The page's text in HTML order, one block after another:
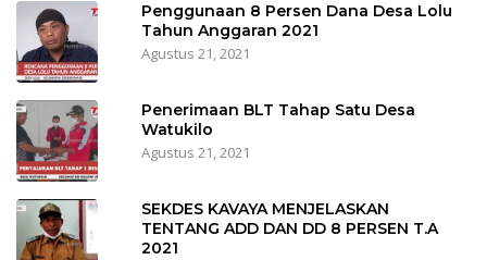
Penggunaan 8 Persen Dana Desa Lolu
Tahun Anggaran 2021
Agustus 21, 2021
Penerimaan BLT Tahap Satu Desa
Watukilo
Agustus 21, 2021
SEKDES KAVAYA MENJELASKAN
TENTANG ADD DAN DD 8 PERSEN T.A
2021